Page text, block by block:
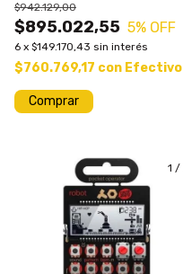
$895.022,55
$942.129,00
5% OFF
6 x $149.170,43 sin interés
$760.769,17 con Efectivo
1 /